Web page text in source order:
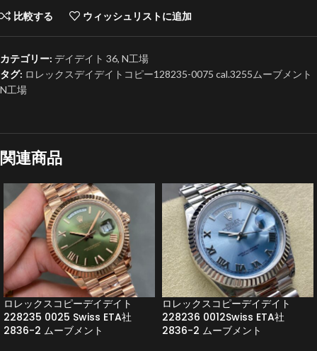
比較する ウィッシュリストに追加
カテゴリー: デイデイト 36, N工場
タグ: ロレックスデイデイトコピー128235-0075 cal.3255ムーブメント
N工場
関連商品
ロレックスコピーデイデイト
228235 0025 Swiss ETA社
2836-2 ムーブメント
ロレックスコピーデイデイト
228236 0012Swiss ETA社
2836-2 ムーブメント